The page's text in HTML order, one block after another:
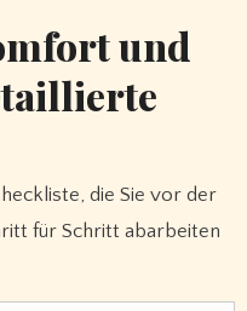
und
die Sie vor der
für Schritt abarbeiten